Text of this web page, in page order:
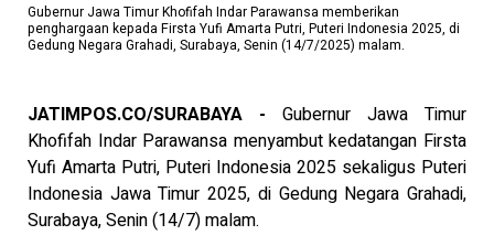
Gubernur Jawa Timur Khofifah Indar Parawansa memberikan
penghargaan kepada Firsta Yufi Amarta Putri, Puteri Indonesia 2025, di
Gedung Negara Grahadi, Surabaya, Senin (14/7/2025) malam.
JATIMPOS.CO/SURABAYA - Gubernur Jawa Timur
Khofifah Indar Parawansa menyambut kedatangan Firsta
Yufi Amarta Putri, Puteri Indonesia 2025 sekaligus Puteri
Indonesia Jawa Timur 2025, di Gedung Negara Grahadi,
Surabaya, Senin (14/7) malam.